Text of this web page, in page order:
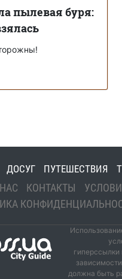
пылевая буря:
ДОСУГ ПУТЕШЕСТВИЯ
КОНТАКТЫ
гиперссылки
должна быть